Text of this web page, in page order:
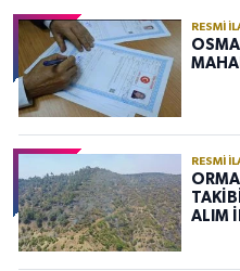
RESMI
RESMI
ALIM